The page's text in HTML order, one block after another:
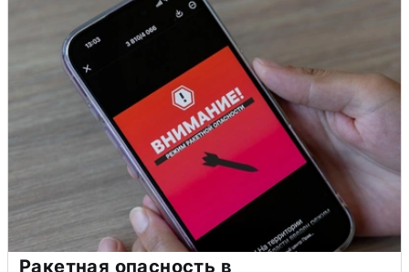
Ракетная опасность в